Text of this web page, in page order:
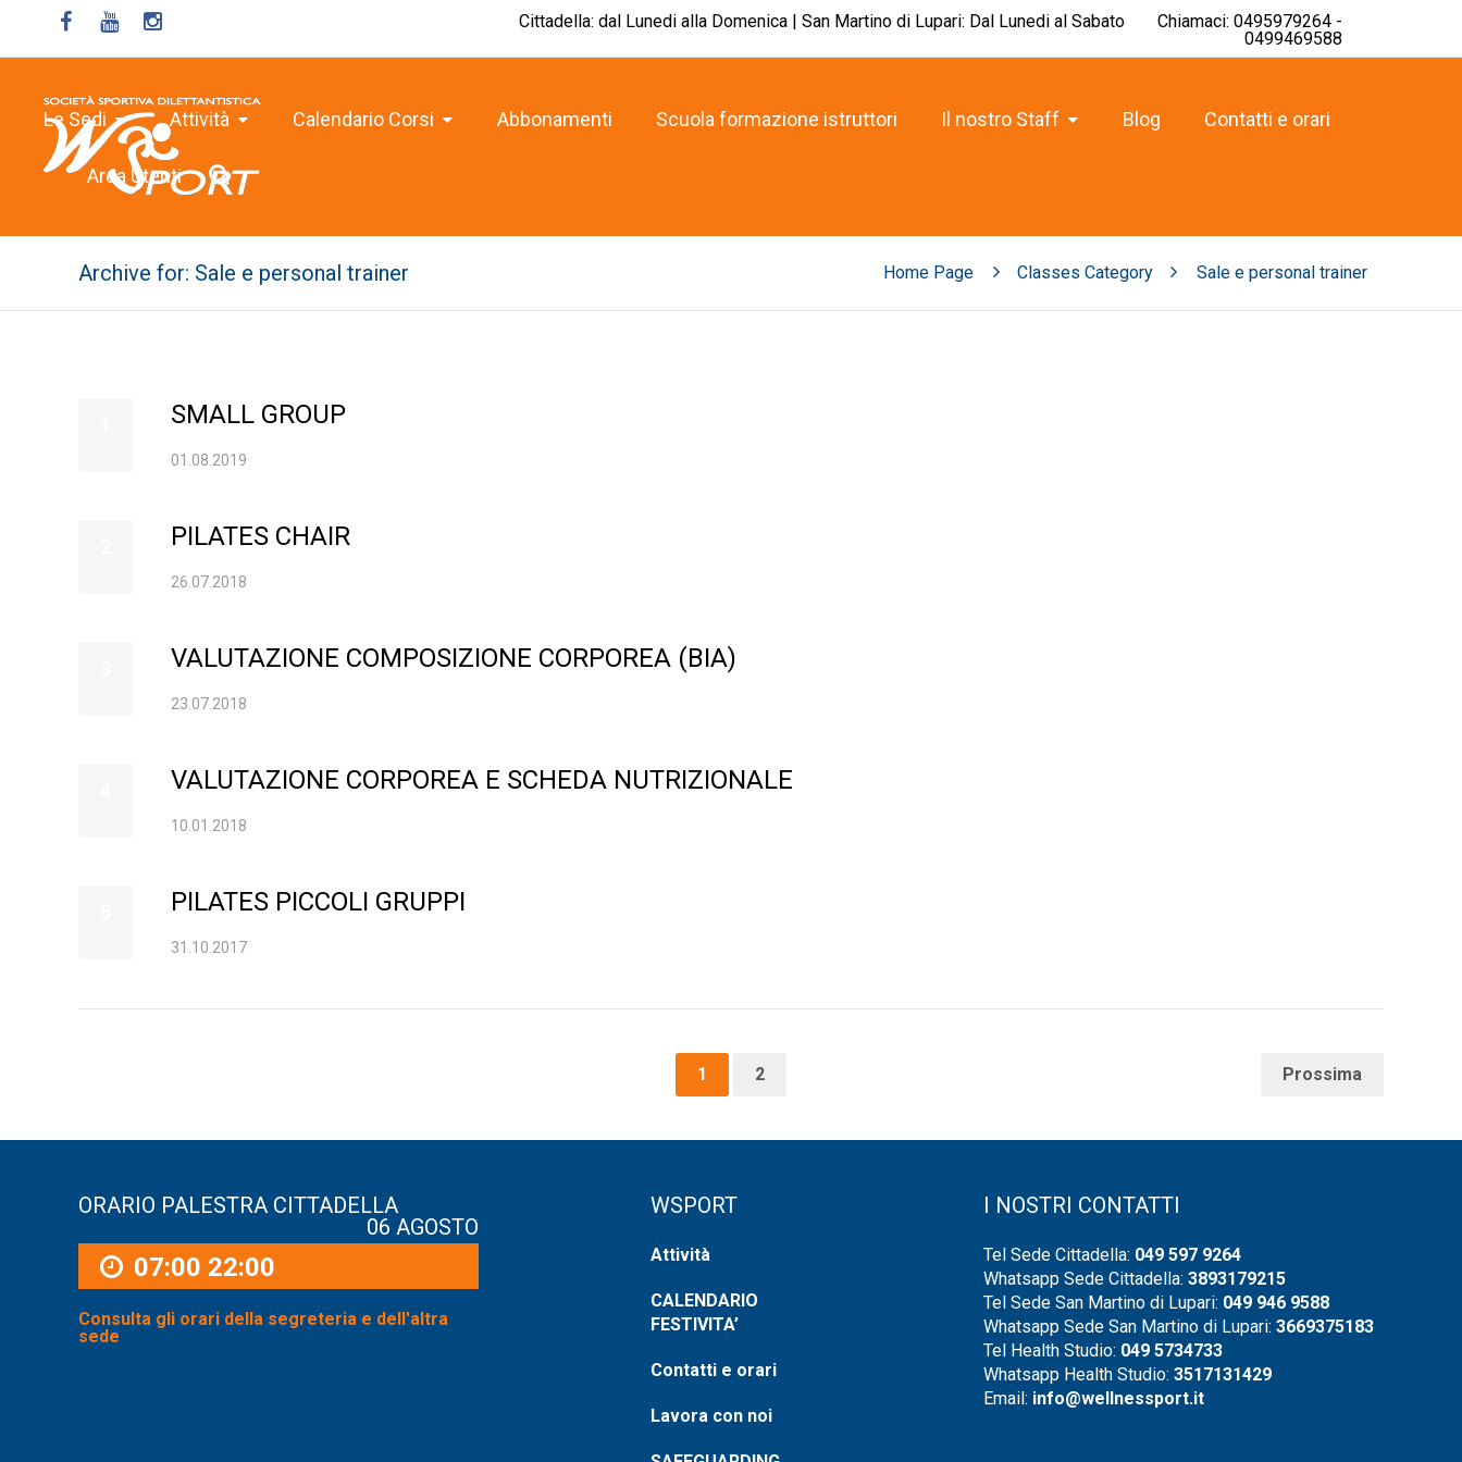
Cittadella: dal Lunedi alla Domenica | San Martino di Lupari: Dal Lunedi al Sabato
Chiamaci: 0495979264 -
0499469588
Le Sedi Attività Calendario Corsi Abbonamenti Scuola formazione istruttori Il nostro Staff Blog Contatti e orari
Area Utenti
Archive for: Sale e personal trainer Home Page Classes Category Sale e personal trainer
SMALL GROUP
01.08.2019
PILATES CHAIR
26.07.2018
VALUTAZIONE COMPOSIZIONE CORPOREA (BIA)
23.07.2018
VALUTAZIONE CORPOREA E SCHEDA NUTRIZIONALE
10.01.2018
PILATES PICCOLI GRUPPI
31.10.2017
1 2 Prossima
ORARIO PALESTRA CITTADELLA
06 AGOSTO
07:00 22:00
Consulta gli orari della segreteria e dell'altra
sede
WSPORT
Attività
CALENDARIO
FESTIVITA’
Contatti e orari
Lavora con noi
I NOSTRI CONTATTI
Tel Sede Cittadella: 049 597 9264
Whatsapp Sede Cittadella: 3893179215
Tel Sede San Martino di Lupari: 049 946 9588
Whatsapp Sede San Martino di Lupari: 3669375183
Tel Health Studio: 049 5734733
Whatsapp Health Studio: 3517131429
Email: info@wellnessport.it